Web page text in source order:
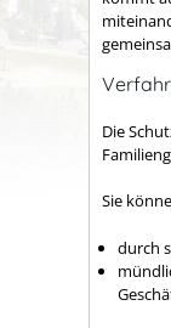
Die
Sie
durch